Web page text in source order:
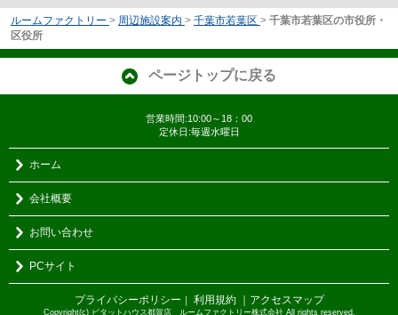
ルームファクトリー > 周辺施設案内 > 千葉市若葉区 > 千葉市若葉区の市役所・
区役所
ページトップに戻る
営業時間:10:00～18：00
定休日:毎週水曜日
ホーム
会社概要
お問い合わせ
PCサイト
プライバシーポリシー ｜ 利用規約 ｜アクセスマップ
Copyright(c) ピタットハウス都賀店 ルームファクトリー株式会社 All rights reserved.